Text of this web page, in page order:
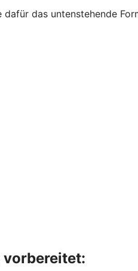
das untenstehende
vorbereitet: